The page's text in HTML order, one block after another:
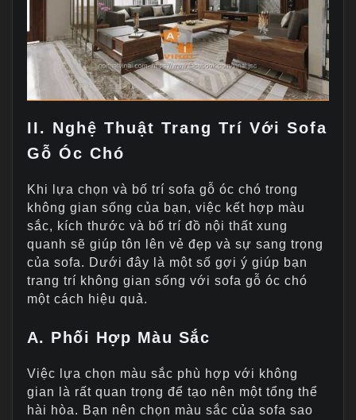
II. Nghệ Thuật Trang Trí Với Sofa
Gỗ Óc Chó
Khi lựa chọn và bố trí sofa gỗ óc chó trong
không gian sống của bạn, việc kết hợp màu
sắc, kích thước và bố trí đồ nội thất xung
quanh sẽ giúp tôn lên vẻ đẹp và sự sang trọng
của sofa. Dưới đây là một số gợi ý giúp bạn
trang trí không gian sống với sofa gỗ óc chó
một cách hiệu quả.
A. Phối Hợp Màu Sắc
Việc lựa chọn màu sắc phù hợp với không
gian là rất quan trọng để tạo nên một tổng thể
hài hòa. Bạn nên chọn màu sắc của sofa sao